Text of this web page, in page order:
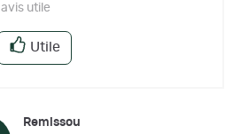
utile
Utile
Remissou